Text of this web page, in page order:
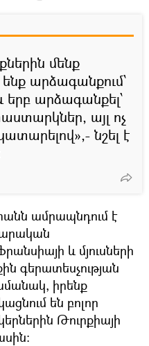
մենք
արձագանքում՝
երբ արձագանքել՝
այլ ոչ
նշել է
ամրապնդում է
և մյուսների
գերատեսչության
իրենք
են բոլոր
Թուրքիայի